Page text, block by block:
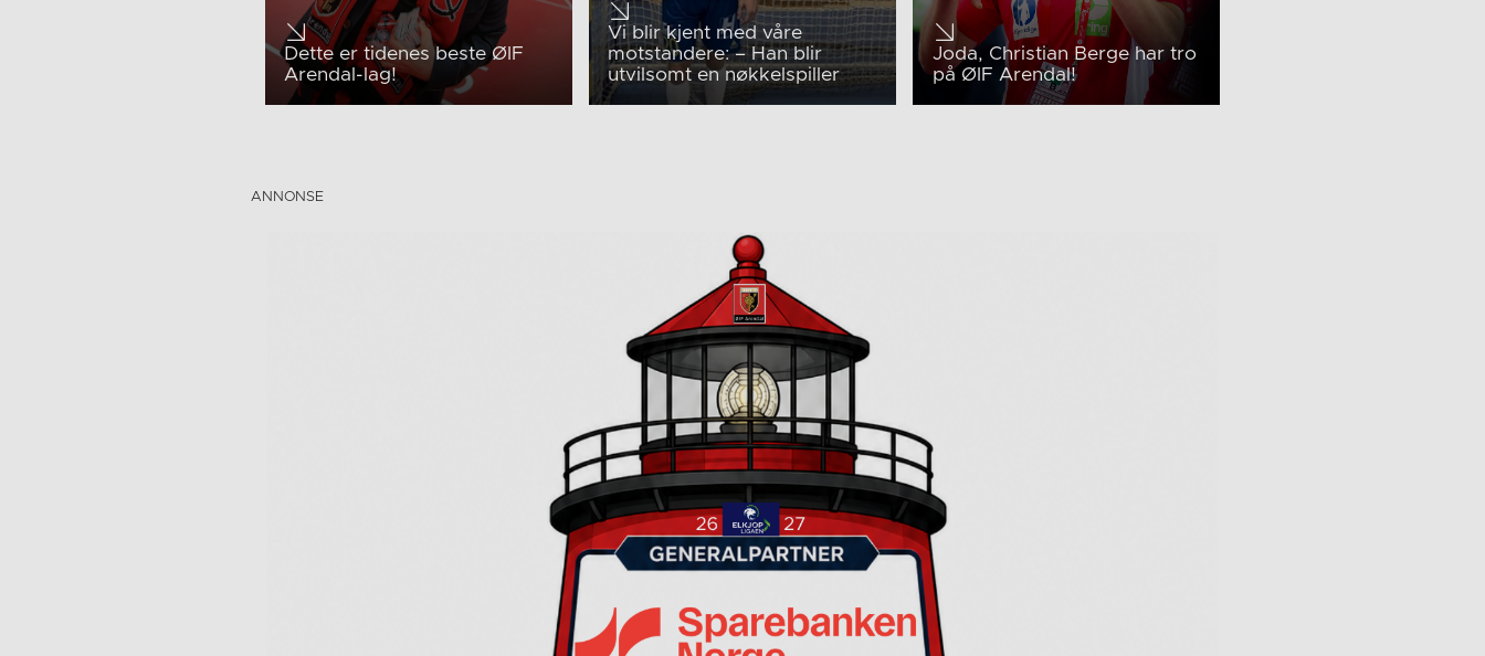
Dette er tidenes beste ØIF
Arendal-lag!
Vi blir kjent med våre
motstandere: – Han blir
utvilsomt en nøkkelspiller
Joda, Christian Berge har tro
på ØIF Arendal!